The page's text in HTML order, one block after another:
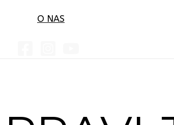
O NAS